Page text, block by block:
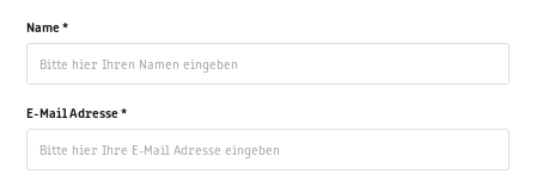
Name *
E-Mail Adresse *